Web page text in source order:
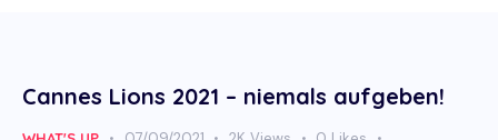
Cannes Lions 2021 – niemals aufgeben!